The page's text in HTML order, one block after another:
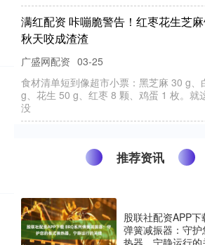
满红配资 咔嘣脆警告！红枣花生芝
秋天咬成渣渣
广盛网配资 03-25
食材清单短到像超市小票：黑芝麻 30 g、
g、花生 50 g、红枣 8 颗、鸡蛋 1 枚。就
没
推荐资讯
股联社配资APP下
弹簧减振器：守